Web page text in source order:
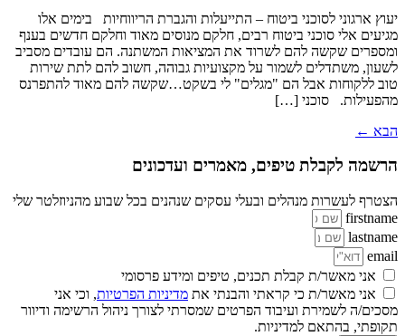
יעוץ ארגוני לסוכני ביטוח – התייעלות והגברת הריווחיות בימים אלו
מגיעים אלי סוכני ביטוח רבים, חלקם מנוסים מאוד וחלקם חדשים בענף
ומספרים שקשה להם לשרוד את המציאות המשתנה. הם עובדים מסביב
לשעון, משתדלים לשמור על מקצועיות גבוהה, חשוב להם לתת שירות
טוב ללקוחות אבל הם "מגלים" לי בשקט…שקשה להם מאוד להתפרנס
מהפעילות. סוכני […]
הבא ←
הרשמה לקבלת טיפים, מאמרים ועדכונים
הצטרף לעשרות מנהלים ובעלי עסקים שנהנים בכל שבוע מהניוזלטר שלי
firstname
lastname
email
אני מאשר/ת קבלת תכנים, טיפים ומידע פרסומי
אני מאשר/ת כי קראתי והבנתי את מדיניות הפרטיות, וכי אני
מסכים/ה לשמירת ועיבוד הפרטים שמסרתי לצורך ניהול הרשימה ודיוור
תקופתי, בהתאם למדיניות.